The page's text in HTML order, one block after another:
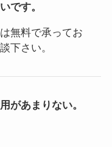
です。
無料で承ってお
下さい。
があまりない。